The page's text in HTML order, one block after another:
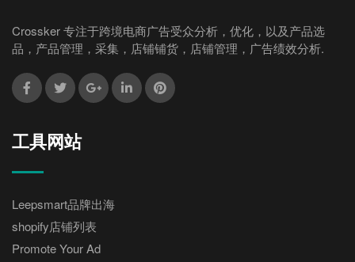
Crossker 专注于跨境电商广告受众分析，优化，以及产品选
品，产品管理，采集，店铺铺货，店铺管理，广告绩效分析.
工具网站
Leepsmart品牌出海
shopify店铺列表
Promote Your Ad